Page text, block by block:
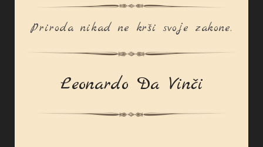
Priroda nikad ne krši svoje zakone.
Leonardo Da Vinči